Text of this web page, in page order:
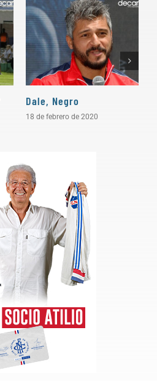
Dale, Negro
18 de febrero de 2020